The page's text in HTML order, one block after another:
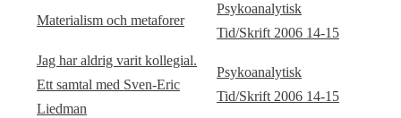
Materialism och metaforer
Psykoanalytisk
Tid/Skrift 2006 14-15
Jag har aldrig varit kollegial.
Ett samtal med Sven-Eric
Liedman
Psykoanalytisk
Tid/Skrift 2006 14-15